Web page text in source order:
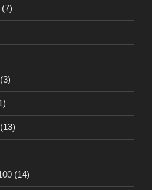
(7)
(3)
(13)
(14)